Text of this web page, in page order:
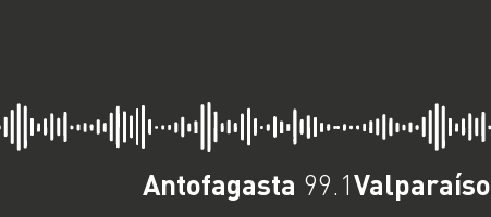
Antofagasta 99.1Valparaíso